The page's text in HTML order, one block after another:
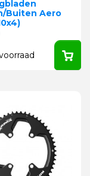
Buiten Aero